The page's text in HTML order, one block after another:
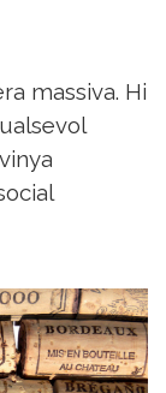
massiva. Hi